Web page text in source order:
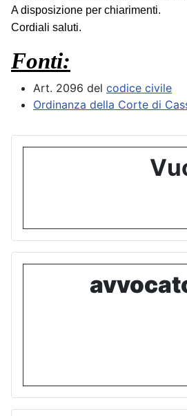
A disposizione per chiarimenti.
Cordiali saluti.
Fonti:
Art. 2096 del codice civile
Ordinanza della Corte di